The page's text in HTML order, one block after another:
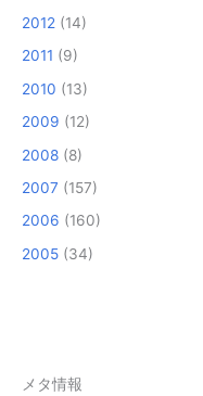
2012 (14)
2011 (9)
2010 (13)
2009 (12)
2008 (8)
2007 (157)
2006 (160)
2005 (34)
メタ情報